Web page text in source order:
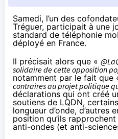
Samedi, l’un des
Tréguer, participait à une
standard de téléphonie
déployé en France.
Il précisait alors que «
solidaire de cette opposition
notamment par le fait que
contraires au projet politique
déclarations qui ont créé
soutiens de LQDN,
longueur d’onde, d’autres
position qu’ils
anti-ondes (et anti-